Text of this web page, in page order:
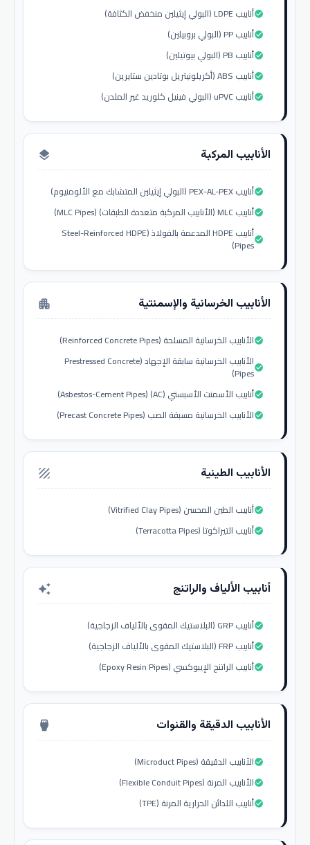
أنابيب LDPE (البولي إيثيلين منخفض الكثافة)check_circle
أنابيب PP (البولي بروبيلين)check_circle
أنابيب PB (البولي بيوتيلين)check_circle
أنابيب ABS (أكريلونيتريل بوتادين ستايرين)check_circle
أنابيب uPVC (البولي فينيل كلوريد غير الملدن)check_circle
الأنابيب المركبة layers
أنابيب PEX-AL-PEX (البولي إيثيلين المتشابك مع الألومنيوم)check_circle
أنابيب MLC (الأنابيب المركبة متعددة الطبقات) (MLC Pipes)check_circle
أنابيب HDPE المدعمة بالفولاذ (Steel-Reinforced HDPE
Pipes)check_circle
الأنابيب الخرسانية والإسمنتية apartment
الأنابيب الخرسانية المسلحة (Reinforced Concrete Pipes)check_circle
الأنابيب الخرسانية سابقة الإجهاد (Prestressed Concrete
Pipes)check_circle
أنابيب الأسمنت الأسبستي (AC) (Asbestos-Cement Pipes)check_circle
الأنابيب الخرسانية مسبقة الصب (Precast Concrete Pipes)check_circle
الأنابيب الطينية texture
أنابيب الطين المحسن (Vitrified Clay Pipes)check_circle
أنابيب التيراكوتا (Terracotta Pipes)check_circle
أنابيب الألياف والراتنج auto_awesome
أنابيب GRP (البلاستيك المقوى بالألياف الزجاجية)check_circle
أنابيب FRP (البلاستيك المقوى بالألياف الزجاجية)check_circle
أنابيب الراتنج الإيبوكسي (Epoxy Resin Pipes)check_circle
الأنابيب الدقيقة والقنوات settings_input_hdmi
الأنابيب الدقيقة (Microduct Pipes)check_circle
الأنابيب المرنة (Flexible Conduit Pipes)check_circle
أنابيب اللدائن الحرارية المرنة (TPE)check_circle